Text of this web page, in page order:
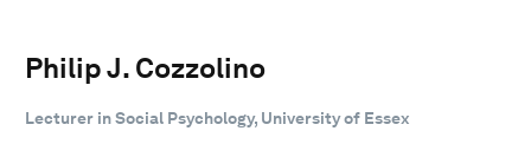
Philip J. Cozzolino
Lecturer in Social Psychology, University of Essex